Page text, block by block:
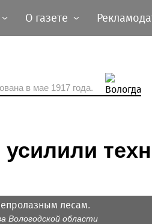
О газете
в мае 1917 года.
лесам.
Вологодской области